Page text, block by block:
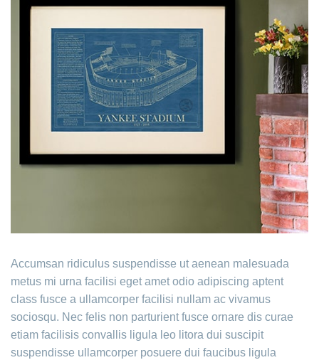
Accumsan ridiculus suspendisse ut aenean malesuada
metus mi urna facilisi eget amet odio adipiscing aptent
class fusce a ullamcorper facilisi nullam ac vivamus
sociosqu. Nec felis non parturient fusce ornare dis curae
etiam facilisis convallis ligula leo litora dui suscipit
suspendisse ullamcorper posuere dui faucibus ligula